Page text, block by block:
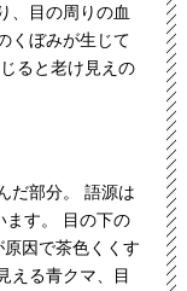
、目の周りの血
くぼみが生じて
ると老け見えの
だ部分。 語源は
ます。 目の下の
因で茶色くくす
える青クマ、目